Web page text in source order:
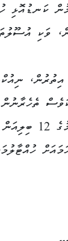
ކަނޑުއޮޅި
ވަކި
ޤައުމުގެ